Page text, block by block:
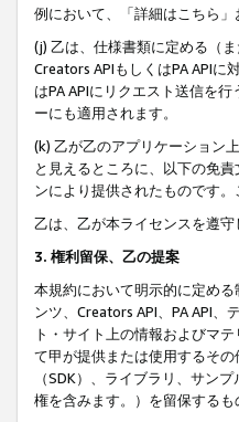
例において、「詳細はこちら
(j) 乙は、仕様書類に定める（
Creators APIもしくはPA APIに
はPA APIにリクエスト送信を
ーにも適用されます。
(k) 乙が乙のアプリケーション
と見えるところに、以下の免
ンにより提供されたものです
乙は、乙が本ライセンスを遵
3. 権利留保、乙の提案
本規約において明示的に定め
ンツ、Creators API、PA API
ト・サイト上の情報およびマ
て甲が提供または使用するそ
（SDK）、ライブラリ、サン
権を含みます。）を留保する